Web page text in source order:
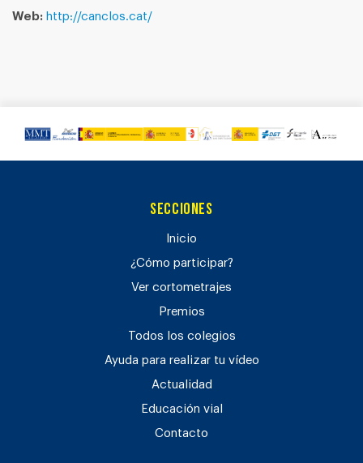
Web: http://canclos.cat/
Secciones
Inicio
¿Cómo participar?
Ver cortometrajes
Premios
Todos los colegios
Ayuda para realizar tu vídeo
Actualidad
Educación vial
Contacto